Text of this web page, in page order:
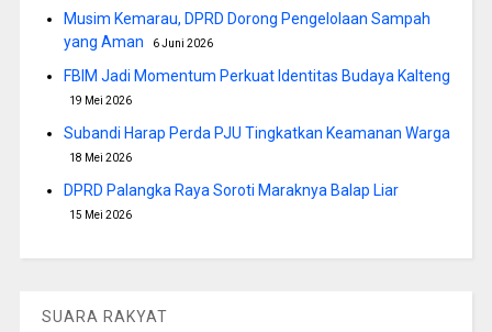
Musim Kemarau, DPRD Dorong Pengelolaan Sampah
yang Aman
6 Juni 2026
FBIM Jadi Momentum Perkuat Identitas Budaya Kalteng
19 Mei 2026
Subandi Harap Perda PJU Tingkatkan Keamanan Warga
18 Mei 2026
DPRD Palangka Raya Soroti Maraknya Balap Liar
15 Mei 2026
SUARA RAKYAT